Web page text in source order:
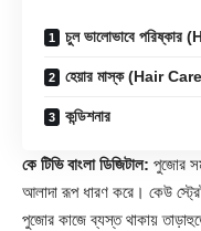
চুল ভালোভাবে পরিষ্কার
হেয়ার মাস্ক (Hair
কন্ডিশনার
কে টিভি বাংলা ডিজিটাল: পুজোর
আলাদা রূপ ধারণ করে। কেউ
পুজোর কাজে ব্যস্ত থাকায়